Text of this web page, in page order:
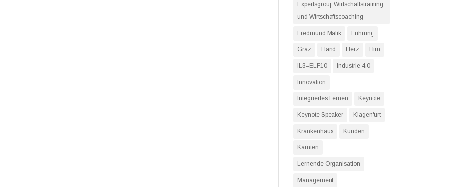
Expertsgroup Wirtschaftstraining
und Wirtschaftscoaching
Fredmund Malik Führung
Graz Hand Herz Hirn
IL3=ELF10 Industrie 4.0
Innovation
Integriertes Lernen Keynote
Keynote Speaker Klagenfurt
Krankenhaus Kunden
Kärnten
Lernende Organisation
Management